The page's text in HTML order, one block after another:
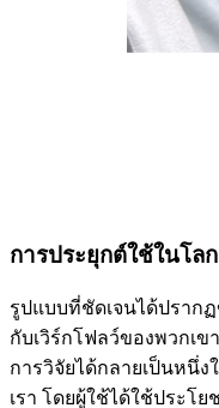
การประยุกต์ใช้ในโล
รูปแบบที่ชัดเจนได้ปราก
กับเวิร์กโฟลว์ของพวกเขา
การวิจัยได้กลายเป็นหนึ่
เรา โดยผู้ใช้ได้ใช้ประโ